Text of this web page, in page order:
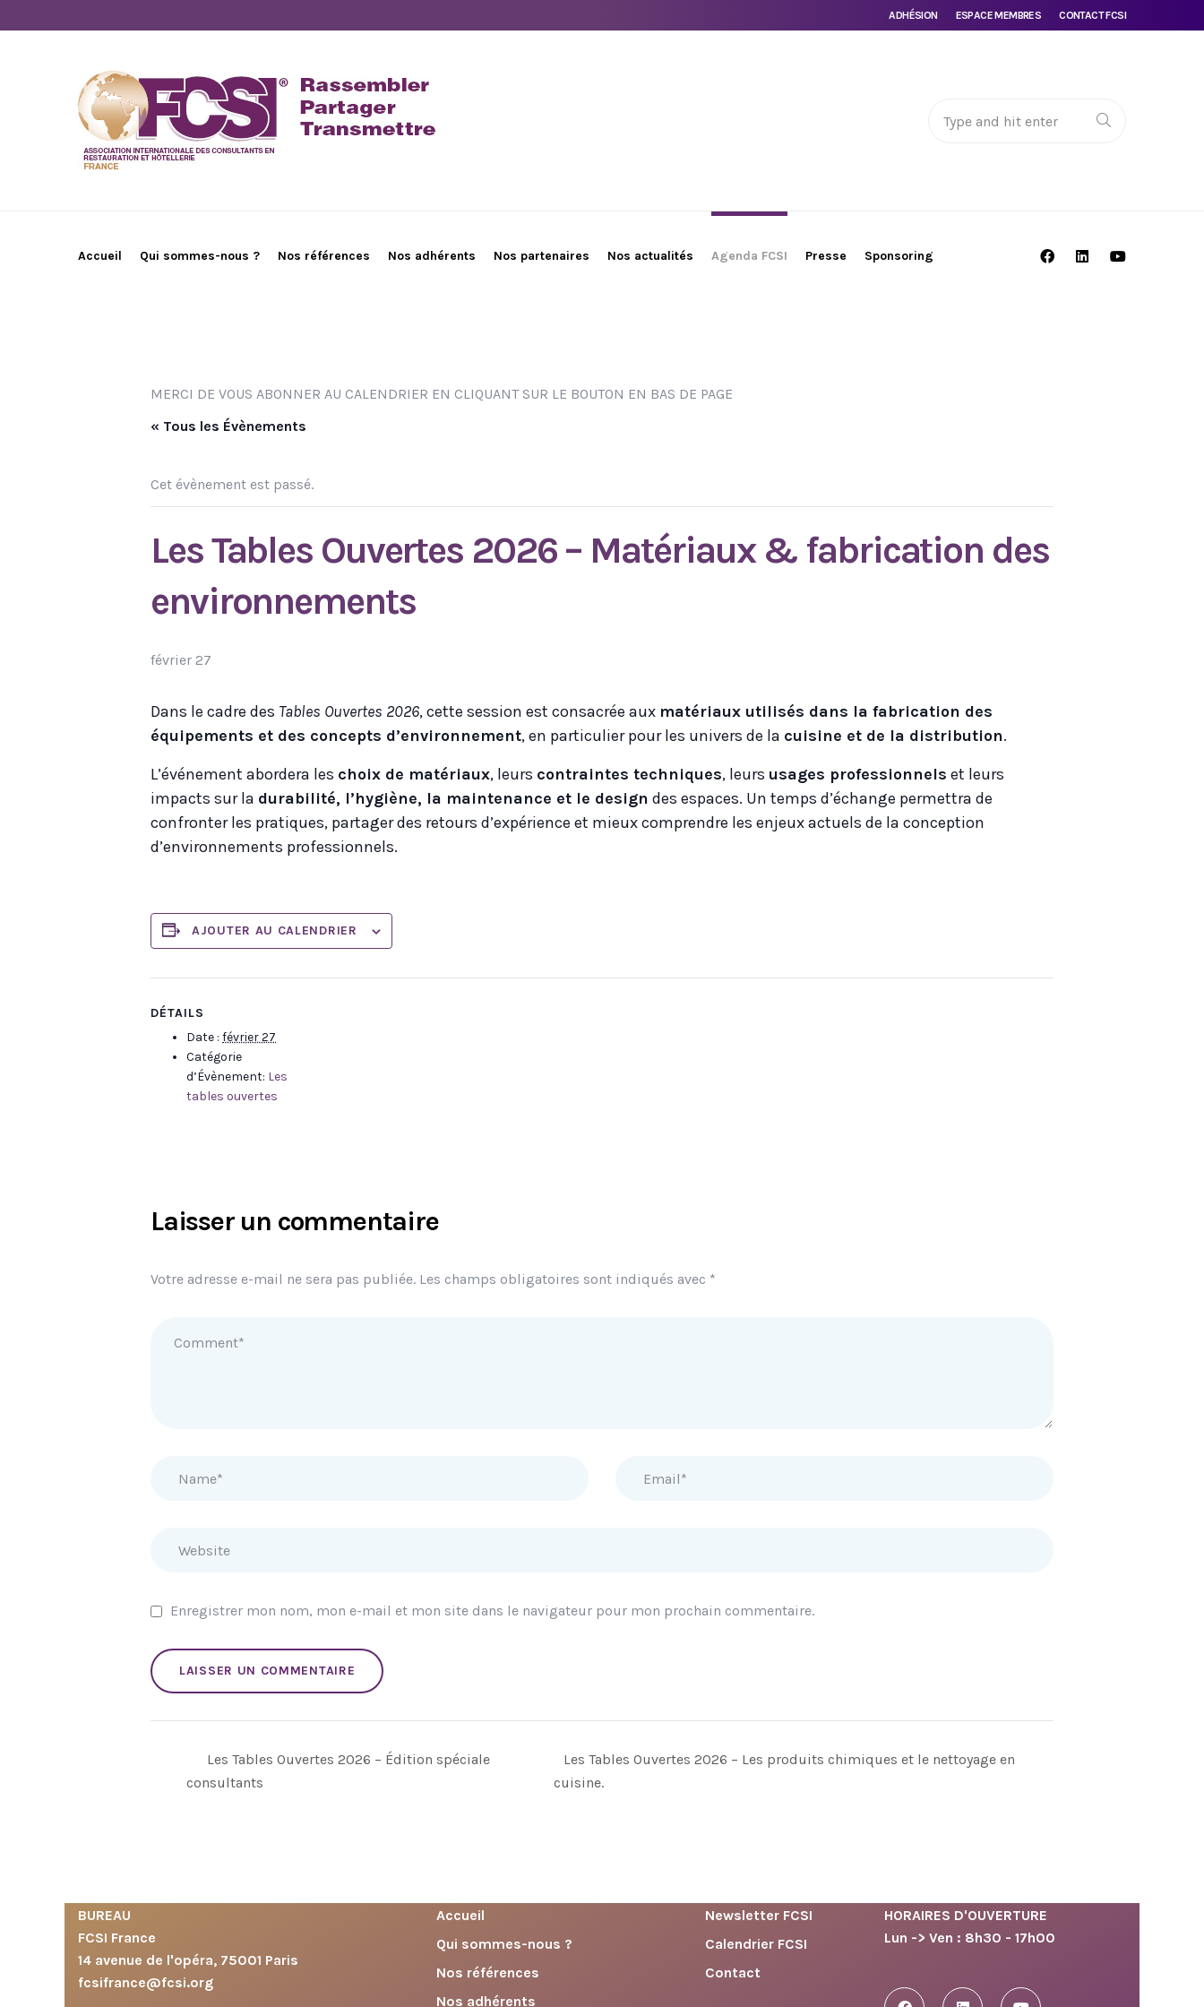
ADHÉSION ESPACE MEMBRES CONTACT FCSI
Accueil Qui sommes-nous ? Nos références Nos adhérents Nos partenaires Nos actualités Agenda FCSI Presse Sponsoring
MERCI DE VOUS ABONNER AU CALENDRIER EN CLIQUANT SUR LE BOUTON EN BAS DE PAGE
« Tous les Évènements
Cet évènement est passé.
Les Tables Ouvertes 2026 – Matériaux & fabrication des
environnements
février 27
Dans le cadre des Tables Ouvertes 2026, cette session est consacrée aux matériaux utilisés dans la fabrication des
équipements et des concepts d’environnement, en particulier pour les univers de la cuisine et de la distribution.
L’événement abordera les choix de matériaux, leurs contraintes techniques, leurs usages professionnels et leurs
impacts sur la durabilité, l’hygiène, la maintenance et le design des espaces. Un temps d’échange permettra de
confronter les pratiques, partager des retours d’expérience et mieux comprendre les enjeux actuels de la conception
d’environnements professionnels.
AJOUTER AU CALENDRIER
DÉTAILS
Date : février 27
Catégorie
d’Évènement: Les
tables ouvertes
Laisser un commentaire
Votre adresse e-mail ne sera pas publiée. Les champs obligatoires sont indiqués avec *
Enregistrer mon nom, mon e-mail et mon site dans le navigateur pour mon prochain commentaire.
Les Tables Ouvertes 2026 – Édition spéciale
consultants
Les Tables Ouvertes 2026 – Les produits chimiques et le nettoyage en
cuisine.
BUREAU
FCSI France
14 avenue de l'opéra, 75001 Paris
fcsifrance@fcsi.org
Accueil
Qui sommes-nous ?
Nos références
Nos adhérents
Newsletter FCSI
Calendrier FCSI
Contact
HORAIRES D'OUVERTURE
Lun -> Ven : 8h30 - 17h00